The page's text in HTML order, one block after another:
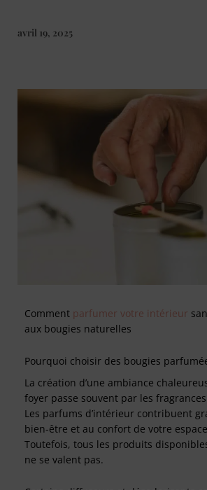
avril 19, 2025
Comment parfumer votre intérieur
aux bougies naturelles
Pourquoi choisir des bougies
La création d’une ambiance
foyer passe souvent par les
Les parfums d’intérieur contribuent
bien-être et au confort de votre
Toutefois, tous les produits
ne se valent pas.